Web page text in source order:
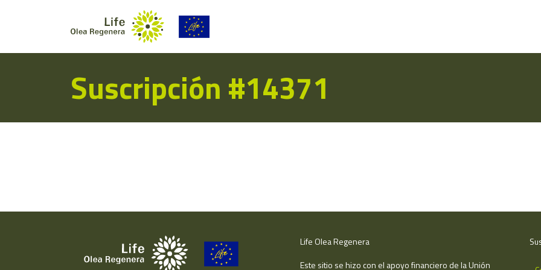
Suscripción #14371
Life Olea Regenera
Este sitio se hizo con el apoyo financiero de la Unión